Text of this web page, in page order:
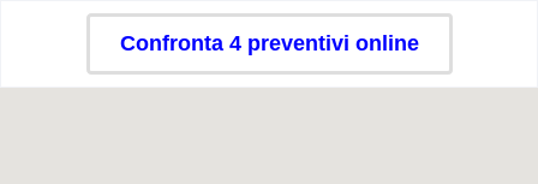
Confronta 4 preventivi online